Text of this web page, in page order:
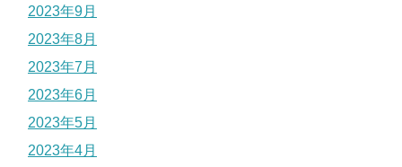
2023年9月
2023年8月
2023年7月
2023年6月
2023年5月
2023年4月